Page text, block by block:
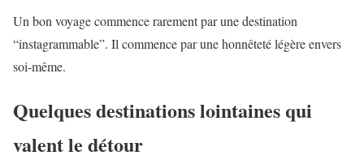
Un bon voyage commence rarement par une destination
“instagrammable”. Il commence par une honnêteté légère envers
soi-même.
Quelques destinations lointaines qui
valent le détour